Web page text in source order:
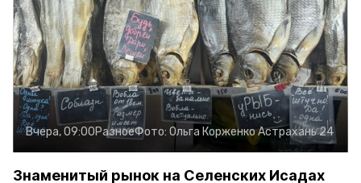
Вчера, 09:00РазноеФото: Ольга КорженкоАстрахань 24
Знаменитый рынок на Селенских Исадах